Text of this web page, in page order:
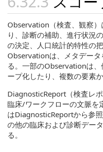
Observation（検査、観察
り、診断の補助、進行状況
の決定、人口統計的特性の
Observationは、メタデー
る。一部のObservationは
ープ化したり、複数の要素
DiagnosticReport（検査レ
臨床/ワークフローの文脈を
はDiagnosticReportから参
の他の臨床および診断デー
る。